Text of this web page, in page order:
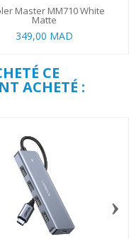
Master MM710 White
Matte
349,00 MAD
CE
ACHETÉ :
›